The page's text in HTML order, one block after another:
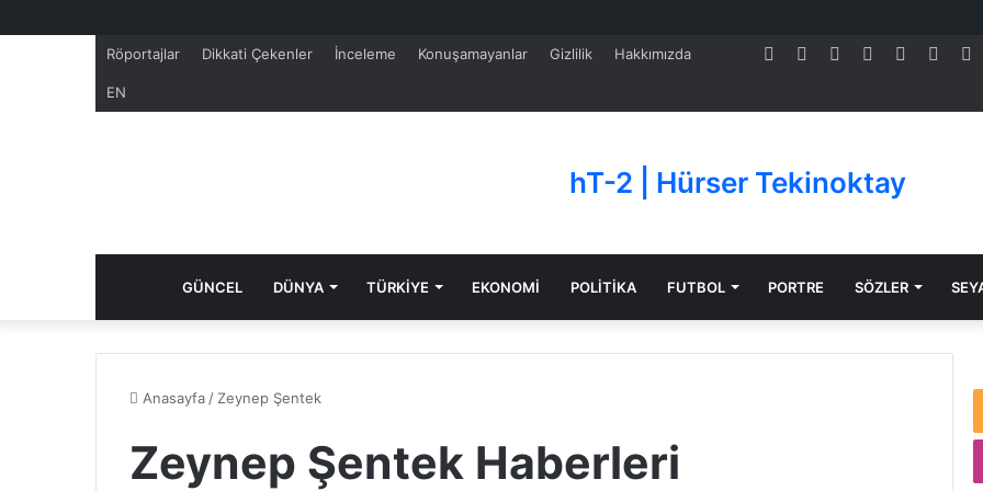
Röportajlar Dikkati Çekenler İnceleme Konuşamayanlar Gizlilik Hakkımızda
EN
YouTube
LinkedIn
Pinterest
Twitter
Facebook
hT-2 | Hürser Tekinoktay
GÜNCEL DÜNYA TÜRKİYE EKONOMİ POLİTİKA FUTBOL PORTRE SÖZLER
Anasayfa / Zeynep Şentek
Zeynep Şentek Haberleri